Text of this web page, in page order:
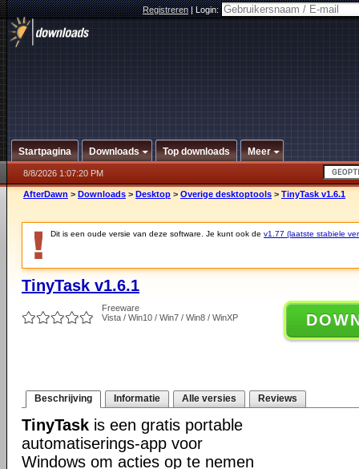
Registreren|Login:
Startpagina Downloads Top downloads Meer
8/8/2026 1:07:20 PM
AfterDawn > Downloads > Desktop > Overige desktoptools > TinyTask v1.6.1
Dit is een oude versie van deze software. Je kunt ook de v1.77 (laatste stabiele
TinyTask v1.6.1
Freeware
Vista / Win10 / Win7 / Win8 / WinXP
Beschrijving Informatie Alle versies Reviews
TinyTask is een gratis portable
automatiserings-app voor
Windows om acties op te nemen